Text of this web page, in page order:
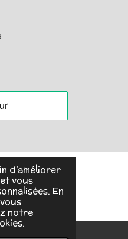
d’améliorer
vous
En
notre